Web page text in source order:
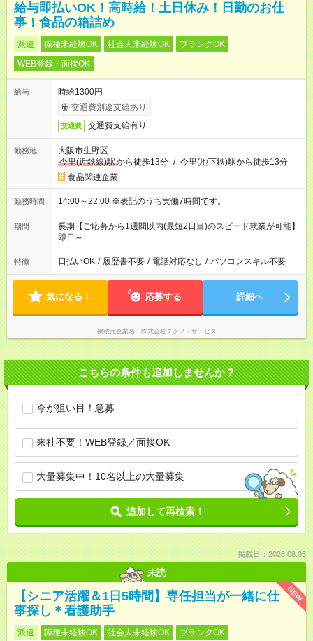
給与即払いOK！高時給！土日休み！日勤のお仕
事！食品の箱詰め
派遣 職種未経験OK 社会人未経験OK
ブランクOK
WEB登録・面接OK
給与
時給1300円
交通費別途支給あり
交通費 交通費支給有り
勤務地
大阪市生野区
今里(近鉄線)駅から徒歩13分 / 今里(地下鉄)駅から徒歩13分
食品関連企業
勤務時間 14:00～22:00 ※表記のうち実働7時間です。
期間
長期【ご応募から1週間以内(最短2日目)のスピード就業が可能】
即日～
特徴 日払いOK / 履歴書不要 / 電話対応なし / パソコンスキル不要
気になる！ 応募する 詳細へ
掲載元企業名 株式会社テクノ・サービス
こちらの条件も追加しませんか？
今が狙い目！急募
来社不要！WEB登録／面接OK
大量募集中！10名以上の大量募集
追加して再検索！
掲載日：2026.08.05
未読
NEW
【シニア活躍＆1日5時間】専任担当が一緒に仕
事探し＊看護助手
派遣 職種未経験OK 社会人未経験OK ブランクOK